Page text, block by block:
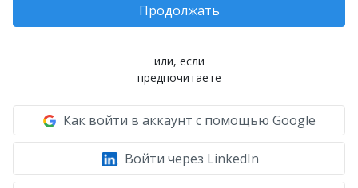
Продолжать
или, если
предпочитаете
Как войти в аккаунт с помощью Google
Войти через LinkedIn